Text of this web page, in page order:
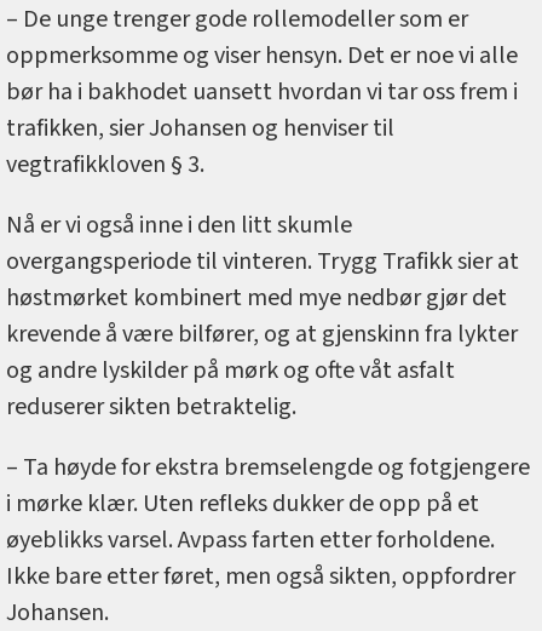
– De unge trenger gode rollemodeller som er
oppmerksomme og viser hensyn. Det er noe vi alle
bør ha i bakhodet uansett hvordan vi tar oss frem i
trafikken, sier Johansen og henviser til
vegtrafikkloven § 3.
Nå er vi også inne i den litt skumle
overgangsperiode til vinteren. Trygg Trafikk sier at
høstmørket kombinert med mye nedbør gjør det
krevende å være bilfører, og at gjenskinn fra lykter
og andre lyskilder på mørk og ofte våt asfalt
reduserer sikten betraktelig.
– Ta høyde for ekstra bremselengde og fotgjengere
i mørke klær. Uten refleks dukker de opp på et
øyeblikks varsel. Avpass farten etter forholdene.
Ikke bare etter føret, men også sikten, oppfordrer
Johansen.